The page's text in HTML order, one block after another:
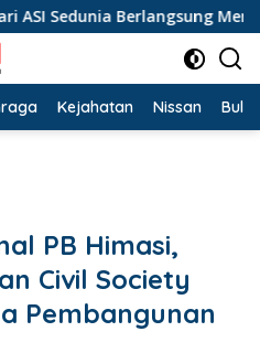
Berlangsung Meriah
Kejahatan Nissan
PB Himasi,
Civil Society
Pembangunan